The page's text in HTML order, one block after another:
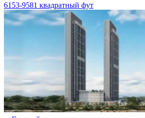
6153-9581 квадратный фут